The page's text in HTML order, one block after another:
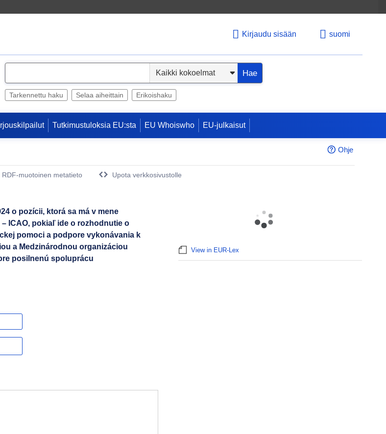
Kirjaudu sisään suomi
e
Hae
Tarkennettu haku Selaa aiheittain Erikoishaku
Tutkimustuloksia EU:sta EU Whoiswho EU-julkaisut
Ohje
RDF-muotoinen metatieto
Upota verkkosivustolle
o pozícii, ktorá sa má v mene
ICAO, pokiaľ ide o rozhodnutie o
pomoci a podpore vykonávania k
a Medzinárodnou organizáciou
posilnenú spoluprácu
View in EUR-Lex